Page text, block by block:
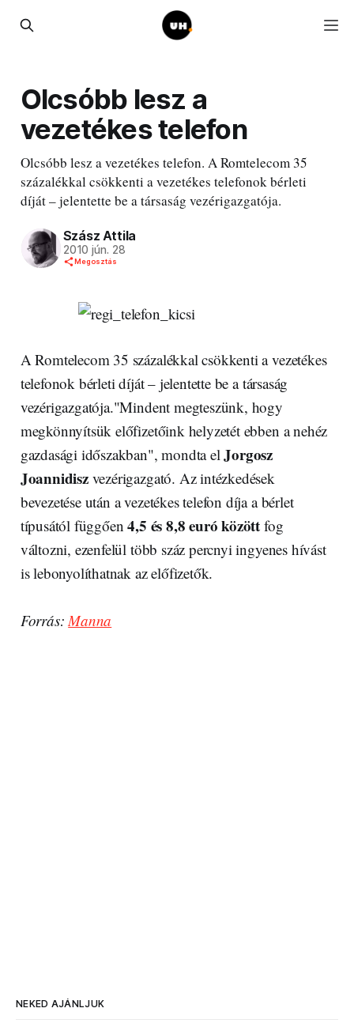
Olcsóbb lesz a
vezetékes telefon
Olcsóbb lesz a vezetékes telefon. A Romtelecom 35
százalékkal csökkenti a vezetékes telefonok bérleti
díját – jelentette be a társaság vezérigazgatója.
Szász Attila
2010 jún. 28
Megosztás
A Romtelecom 35 százalékkal csökkenti a vezetékes
telefonok bérleti díját – jelentette be a társaság
vezérigazgatója."Mindent megteszünk, hogy
megkönnyítsük előfizetőink helyzetét ebben a nehéz
gazdasági időszakban", mondta elJorgosz
Joannidisz vezérigazgató. Az intézkedések
bevezetése után a vezetékes telefon díja a bérlet
típusától függően4,5 és 8,8 euró között fog
változni, ezenfelül több száz percnyi ingyenes hívást
is lebonyolíthatnak az előfizetők.
Forrás: Manna
NEKED AJÁNLJUK